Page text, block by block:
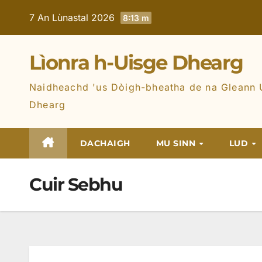
7 An Lùnastal 2026 8:13 m
Lìonra h-Uisge Dhearg
Naidheachd 'us Dòigh-bheatha de na Gleann
Dhearg
DACHAIGH MU SINN LUD
Cuir Sebhu